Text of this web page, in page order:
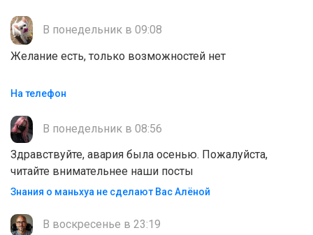
В понедельник в 09:08
Желание есть, только возможностей нет
На телефон
В понедельник в 08:56
Здравствуйте, авария была осенью. Пожалуйста,
читайте внимательнее наши посты
Знания о маньхуа не сделают Вас Алëной
В воскресенье в 23:19